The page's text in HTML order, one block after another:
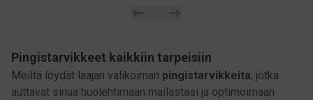
Pingistarvikkeet kaikkiin tarpeisiin
Meiltä löydät laajan valikoiman pingistarvikkeita, jotka
auttavat sinua huolehtimaan mailastasi ja optimoimaan